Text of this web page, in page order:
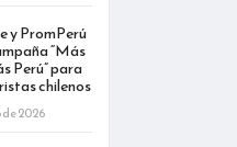
y PromPerú
“Más
Perú” para
chilenos
2026